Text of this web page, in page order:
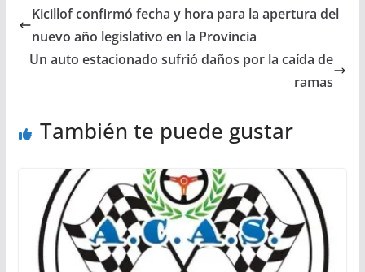
Kicillof confirmó fecha y hora para la apertura del
nuevo año legislativo en la Provincia
Un auto estacionado sufrió daños por la caída de
ramas
También te puede gustar